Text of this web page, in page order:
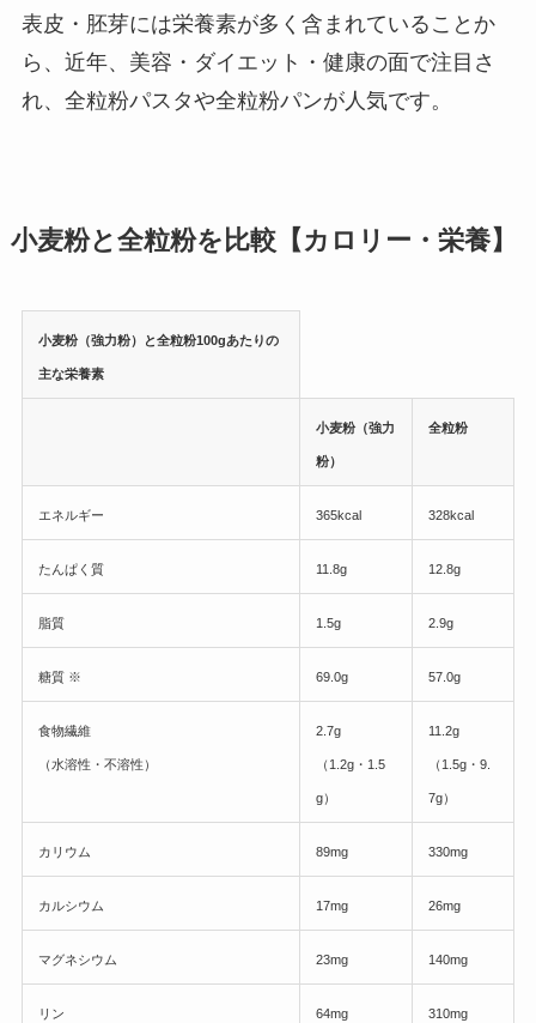
表皮・胚芽には栄養素が多く含まれていることか
ら、近年、美容・ダイエット・健康の面で注目さ
れ、全粒粉パスタや全粒粉パンが人気です。
小麦粉と全粒粉を比較【カロリー・栄養】
小麦粉（強力粉）と全粒粉100gあたりの
主な栄養素
小麦粉（強力
粉）
全粒粉
エネルギー 365kcal 328kcal
たんぱく質 11.8g 12.8g
脂質 1.5g 2.9g
糖質 ※ 69.0g 57.0g
食物繊維
（水溶性・不溶性）
2.7g
（1.2g・1.5
g）
11.2g
（1.5g・9.
7g）
カリウム 89mg 330mg
カルシウム 17mg 26mg
マグネシウム 23mg 140mg
リン 64mg 310mg